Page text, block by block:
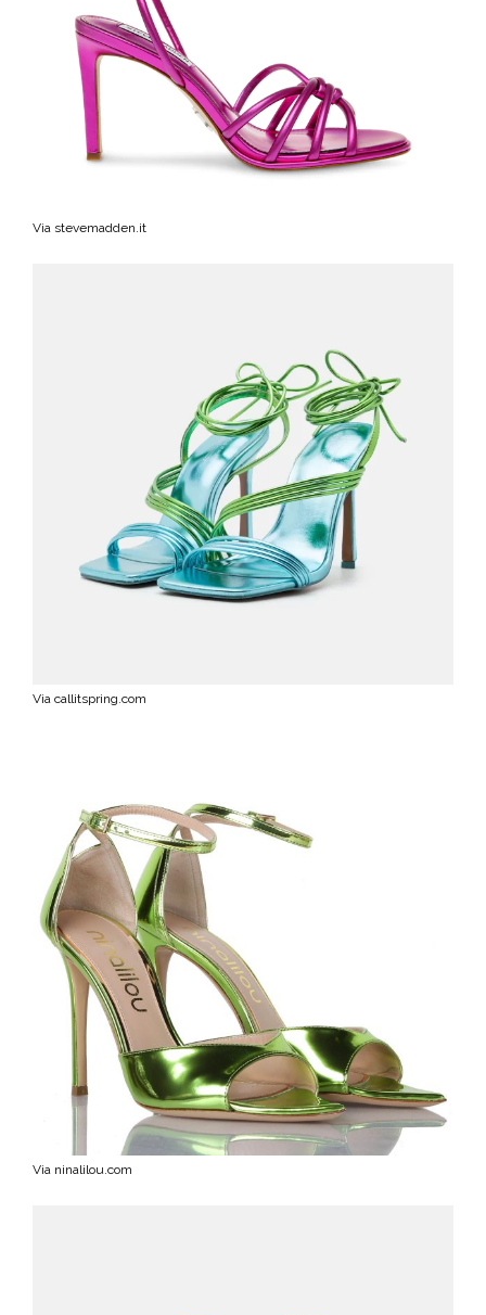
Via stevemadden.it
Via callitspring.com
Via ninalilou.com